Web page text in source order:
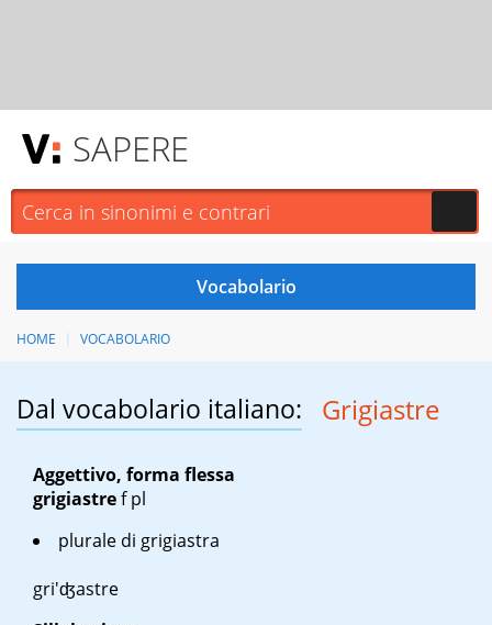
SAPERE
HOME VOCABOLARIO
Dal vocabolario italiano: Grigiastre
Aggettivo, forma flessa
grigiastref pl
plurale di grigiastra
gri'ʤastre